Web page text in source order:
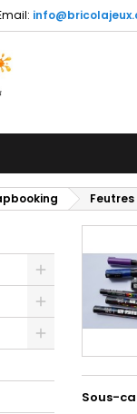
Feutres
Sous-